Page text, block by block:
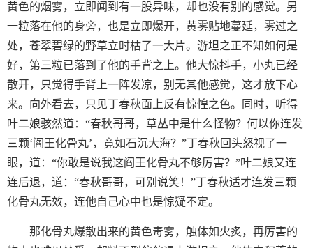
黄色的烟雾，立即闻到有一股异味，却也没有别的感觉。另
一粒落在他的身旁，也是立即爆开，黄雾贴地蔓延，雾过之
处，苍翠碧绿的野草立时枯了一大片。游坦之正不知如何是
好，第三粒已落到了他的手背之上。他大惊抖手，小丸已经
散开，只觉得手背上一阵发凉，别无其他感觉，这才放下心
来。向外看去，只见丁春秋面上反有惊惶之色。同时，听得
叶二娘骇然道：“春秋哥哥，草丛中是什么怪物？何以你连发
三颗‘阎王化骨丸’，竟如石沉大海？”丁春秋回头怒视了一
眼，道：“你敢是说我这阎王化骨丸不够厉害？”叶二娘又连
连后退，道：“春秋哥哥，可别说笑！”丁春秋适才连发三颗
化骨丸无效，连他自己心中也是惊疑不定。
那化骨丸爆散出来的黄色毒雾，触体如火炙，再厉害的